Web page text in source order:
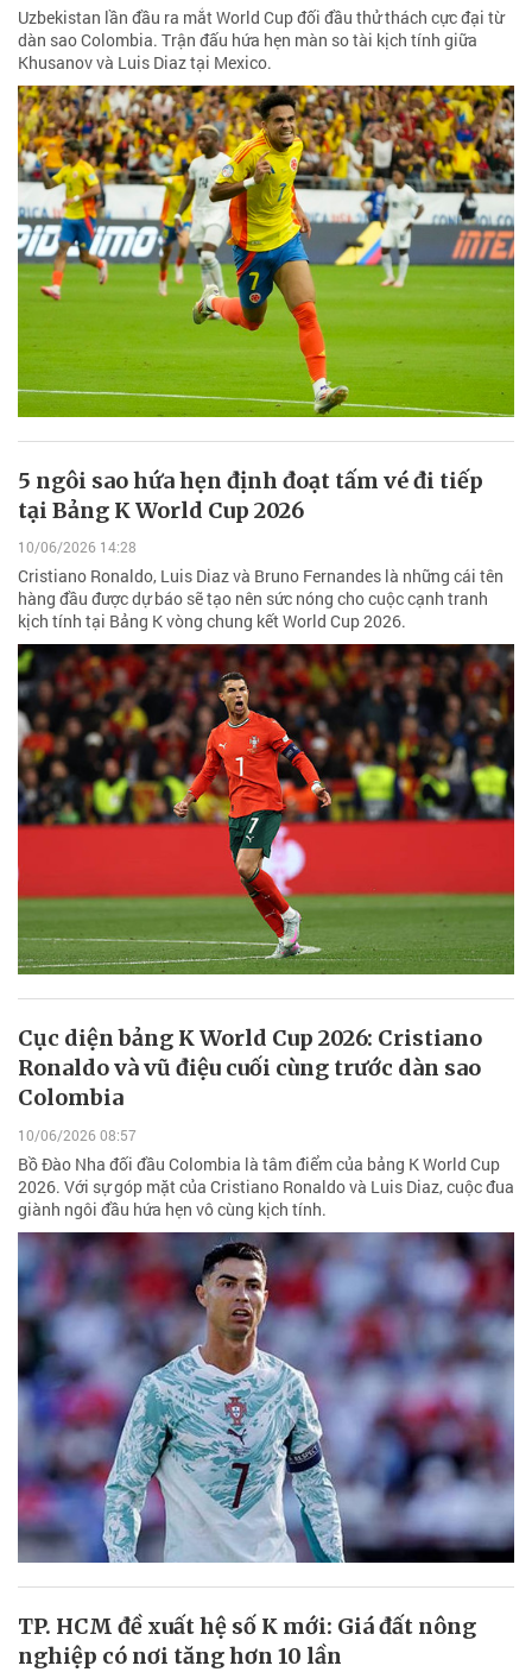
Uzbekistan lần đầu ra mắt World Cup đối đầu thử thách cực đại từ
dàn sao Colombia. Trận đấu hứa hẹn màn so tài kịch tính giữa
Khusanov và Luis Diaz tại Mexico.
5 ngôi sao hứa hẹn định đoạt tấm vé đi tiếp
tại Bảng K World Cup 2026
10/06/2026 14:28
Cristiano Ronaldo, Luis Diaz và Bruno Fernandes là những cái tên
hàng đầu được dự báo sẽ tạo nên sức nóng cho cuộc cạnh tranh
kịch tính tại Bảng K vòng chung kết World Cup 2026.
Cục diện bảng K World Cup 2026: Cristiano
Ronaldo và vũ điệu cuối cùng trước dàn sao
Colombia
10/06/2026 08:57
Bồ Đào Nha đối đầu Colombia là tâm điểm của bảng K World Cup
2026. Với sự góp mặt của Cristiano Ronaldo và Luis Diaz, cuộc đua
giành ngôi đầu hứa hẹn vô cùng kịch tính.
TP. HCM đề xuất hệ số K mới: Giá đất nông
nghiệp có nơi tăng hơn 10 lần